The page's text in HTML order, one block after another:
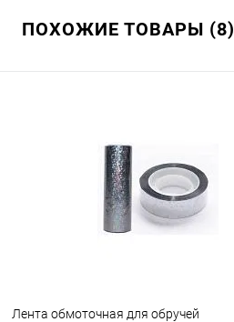
ПОХОЖИЕ ТОВАРЫ (8)
Лента обмоточная для обручей